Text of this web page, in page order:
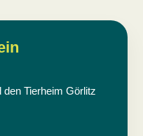
den Tierheim Görlitz